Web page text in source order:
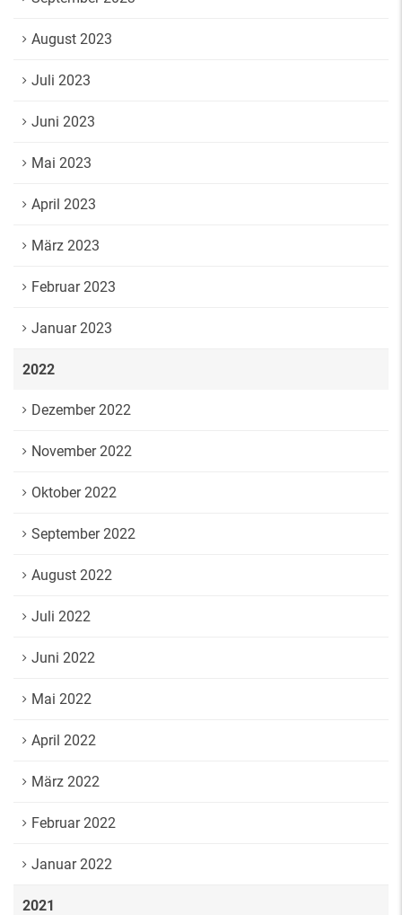
August 2023
Juli 2023
Juni 2023
Mai 2023
April 2023
März 2023
Februar 2023
Januar 2023
2022
Dezember 2022
November 2022
Oktober 2022
September 2022
August 2022
Juli 2022
Juni 2022
Mai 2022
April 2022
März 2022
Februar 2022
Januar 2022
2021